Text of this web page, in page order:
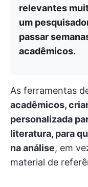
relevantes
um
passar
acadêmicos.
As ferramentas
acadêmicos,
personalizada
literatura, para
na análise, em
material de